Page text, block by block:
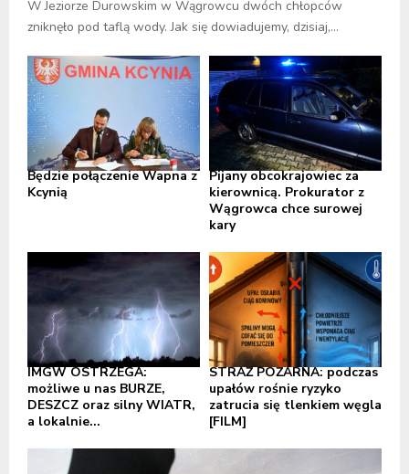
W Jeziorze Durowskim w Wągrowcu dwóch chłopców
zniknęło pod taflą wody. Jak się dowiadujemy, dzisiaj,...
Będzie połączenie Wapna z
Kcynią
Pijany obcokrajowiec za
kierownicą. Prokurator z
Wągrowca chce surowej
kary
IMGW OSTRZEGA:
możliwe u nas BURZE,
DESZCZ oraz silny WIATR,
a lokalnie...
STRAŻ POŻARNA: podczas
upałów rośnie ryzyko
zatrucia się tlenkiem węgla
[FILM]